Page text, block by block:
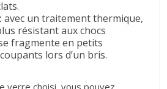
avec un traitement thermique,
résistant aux chocs
fragmente en petits
lors d’un bris.